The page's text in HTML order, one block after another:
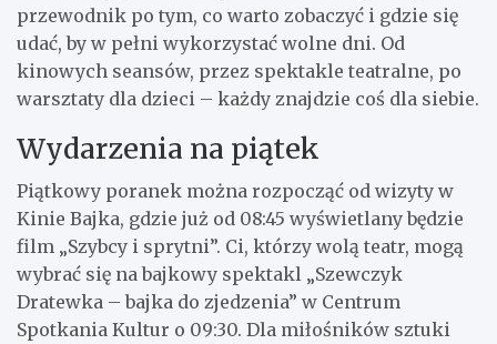
przewodnik po tym, co warto zobaczyć i gdzie się
udać, by w pełni wykorzystać wolne dni. Od
kinowych seansów, przez spektakle teatralne, po
warsztaty dla dzieci – każdy znajdzie coś dla siebie.
Wydarzenia na piątek
Piątkowy poranek można rozpocząć od wizyty w
Kinie Bajka, gdzie już od 08:45 wyświetlany będzie
film „Szybcy i sprytni”. Ci, którzy wolą teatr, mogą
wybrać się na bajkowy spektakl „Szewczyk
Dratewka – bajka do zjedzenia” w Centrum
Spotkania Kultur o 09:30. Dla miłośników sztuki